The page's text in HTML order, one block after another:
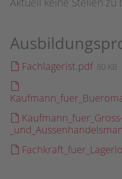
Fachlagerist.pdf 80 KB